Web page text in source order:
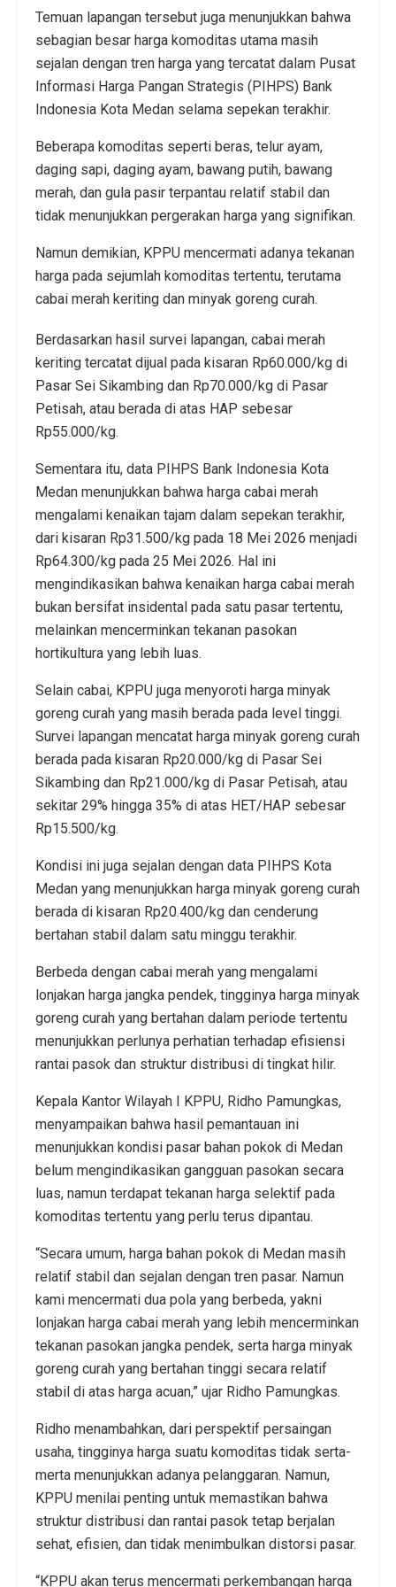
Temuan lapangan tersebut juga menunjukkan bahwa
sebagian besar harga komoditas utama masih
sejalan dengan tren harga yang tercatat dalam Pusat
Informasi Harga Pangan Strategis (PIHPS) Bank
Indonesia Kota Medan selama sepekan terakhir.
Beberapa komoditas seperti beras, telur ayam,
daging sapi, daging ayam, bawang putih, bawang
merah, dan gula pasir terpantau relatif stabil dan
tidak menunjukkan pergerakan harga yang signifikan.
Namun demikian, KPPU mencermati adanya tekanan
harga pada sejumlah komoditas tertentu, terutama
cabai merah keriting dan minyak goreng curah.
Berdasarkan hasil survei lapangan, cabai merah
keriting tercatat dijual pada kisaran Rp60.000/kg di
Pasar Sei Sikambing dan Rp70.000/kg di Pasar
Petisah, atau berada di atas HAP sebesar
Rp55.000/kg.
Sementara itu, data PIHPS Bank Indonesia Kota
Medan menunjukkan bahwa harga cabai merah
mengalami kenaikan tajam dalam sepekan terakhir,
dari kisaran Rp31.500/kg pada 18 Mei 2026 menjadi
Rp64.300/kg pada 25 Mei 2026. Hal ini
mengindikasikan bahwa kenaikan harga cabai merah
bukan bersifat insidental pada satu pasar tertentu,
melainkan mencerminkan tekanan pasokan
hortikultura yang lebih luas.
Selain cabai, KPPU juga menyoroti harga minyak
goreng curah yang masih berada pada level tinggi.
Survei lapangan mencatat harga minyak goreng curah
berada pada kisaran Rp20.000/kg di Pasar Sei
Sikambing dan Rp21.000/kg di Pasar Petisah, atau
sekitar 29% hingga 35% di atas HET/HAP sebesar
Rp15.500/kg.
Kondisi ini juga sejalan dengan data PIHPS Kota
Medan yang menunjukkan harga minyak goreng curah
berada di kisaran Rp20.400/kg dan cenderung
bertahan stabil dalam satu minggu terakhir.
Berbeda dengan cabai merah yang mengalami
lonjakan harga jangka pendek, tingginya harga minyak
goreng curah yang bertahan dalam periode tertentu
menunjukkan perlunya perhatian terhadap efisiensi
rantai pasok dan struktur distribusi di tingkat hilir.
Kepala Kantor Wilayah I KPPU, Ridho Pamungkas,
menyampaikan bahwa hasil pemantauan ini
menunjukkan kondisi pasar bahan pokok di Medan
belum mengindikasikan gangguan pasokan secara
luas, namun terdapat tekanan harga selektif pada
komoditas tertentu yang perlu terus dipantau.
“Secara umum, harga bahan pokok di Medan masih
relatif stabil dan sejalan dengan tren pasar. Namun
kami mencermati dua pola yang berbeda, yakni
lonjakan harga cabai merah yang lebih mencerminkan
tekanan pasokan jangka pendek, serta harga minyak
goreng curah yang bertahan tinggi secara relatif
stabil di atas harga acuan,” ujar Ridho Pamungkas.
Ridho menambahkan, dari perspektif persaingan
usaha, tingginya harga suatu komoditas tidak serta-
merta menunjukkan adanya pelanggaran. Namun,
KPPU menilai penting untuk memastikan bahwa
struktur distribusi dan rantai pasok tetap berjalan
sehat, efisien, dan tidak menimbulkan distorsi pasar.
“KPPU akan terus mencermati perkembangan harga